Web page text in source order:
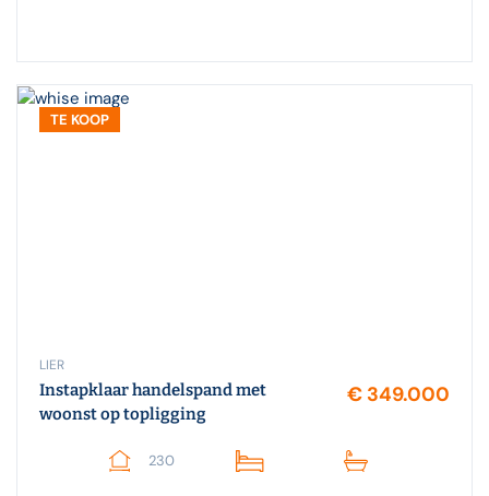
TE KOOP
LIER
Instapklaar handelspand met
woonst op topligging
€ 349.000
230